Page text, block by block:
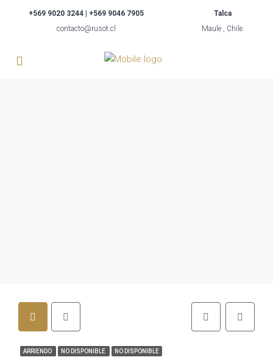
+569 9020 3244 | +569 9046 7905
contacto@rusot.cl
Talca
Maule , Chile.
ARRIENDO NO DISPONIBLE NO DISPONIBLE